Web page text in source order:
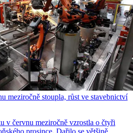
meziročně stoupla, růst ve stavebnictví
v červnu meziročně vzrostla o čtyři
prosince. Dařilo se většině